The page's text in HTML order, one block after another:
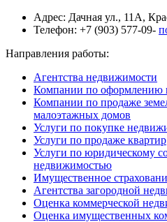
Адрес: Дачная ул., 11А,
Телефон: +7 (903) 577-09-
Направления работы:
Агентства недвижимости
Компании по оформлению
Компании по продаже
малоэтажных домов
Услуги по покупке
Услуги по продаже квартир
Услуги по юридическому
недвижимостью
Имущественное
Агентства загородной
Оценка коммерческой
Оценка имущественных